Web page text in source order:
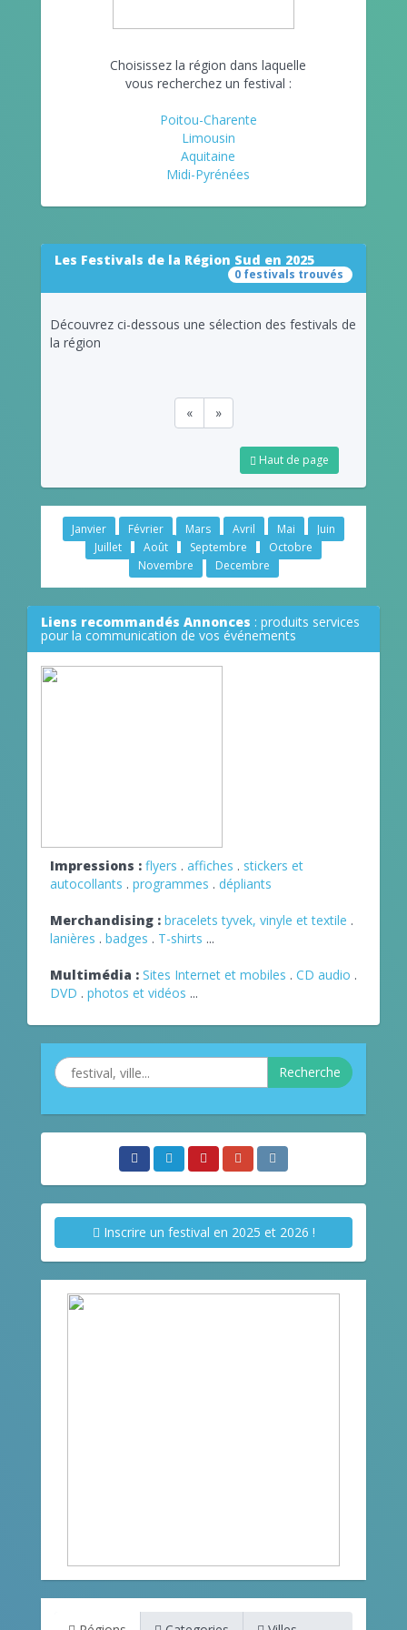
Choisissez la région dans laquelle
vous recherchez un festival :
Poitou-Charente
Limousin
Aquitaine
Midi-Pyrénées
Les Festivals de la Région Sud en 2025
0 festivals trouvés
Découvrez ci-dessous une sélection des festivals de
la région
« »
Haut de page
Janvier Février Mars Avril Mai
Juin
Juillet
Août Septembre
Octobre
Novembre
Decembre
Liens recommandés Annonces : produits services
pour la communication de vos événements
Impressions : flyers . affiches . stickers et
autocollants . programmes . dépliants
Merchandising : bracelets tyvek, vinyle et textile .
lanières . badges . T-shirts ...
Multimédia : Sites Internet et mobiles . CD audio .
DVD . photos et vidéos ...
Recherche
Inscrire un festival en 2025 et 2026 !